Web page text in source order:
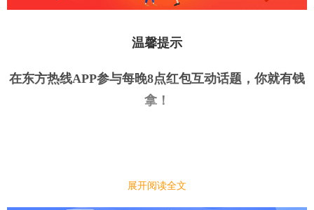
温馨提示
在东方热线APP参与每晚8点红包互动话题，你就有钱
拿 ！
展开阅读全文